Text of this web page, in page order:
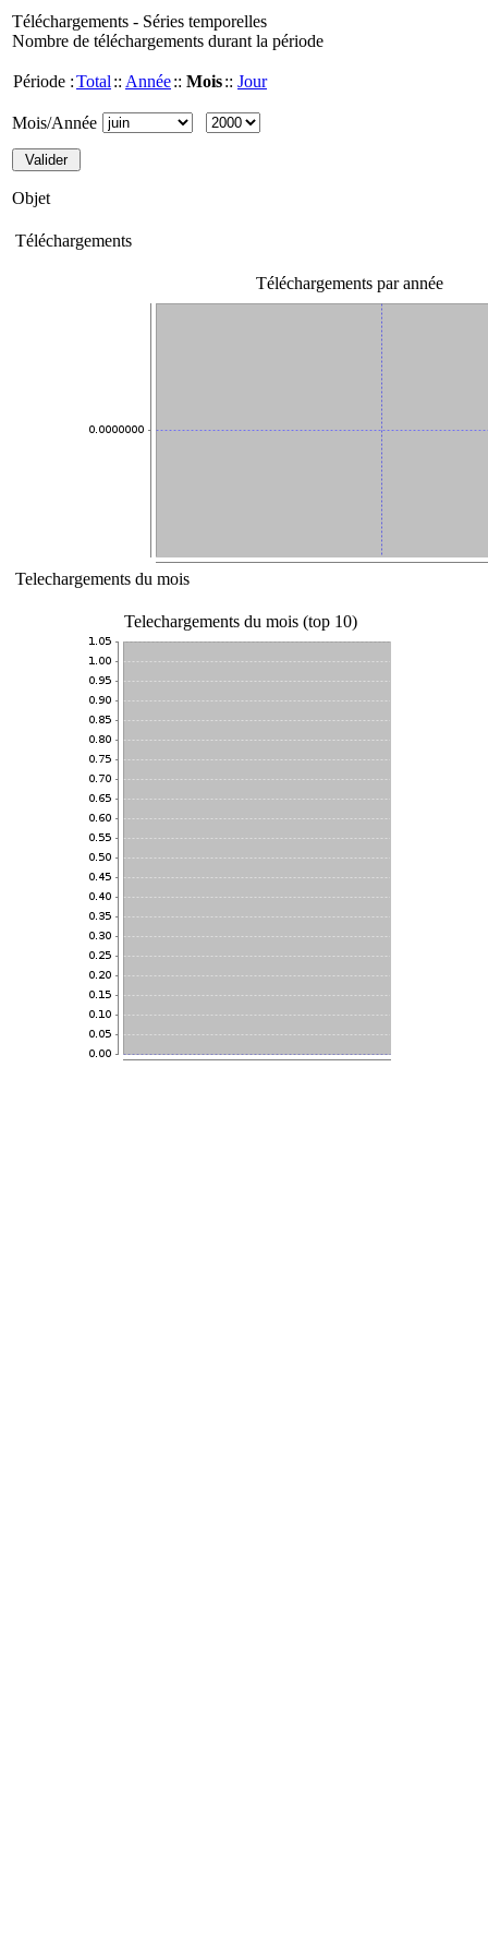
Téléchargements - Séries temporelles
Nombre de téléchargements durant la période
Période :Total :: Année:: Mois:: Jour
Mois/Année
Objet
Téléchargements
Téléchargements par année
Telechargements du mois
Telechargements du mois (top 10)